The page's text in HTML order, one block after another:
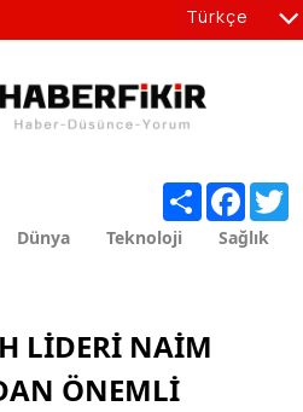
Dünya Teknoloji Sağlık
LİDERİ NAİM
ÖNEMLİ
Share
Türkçe
en